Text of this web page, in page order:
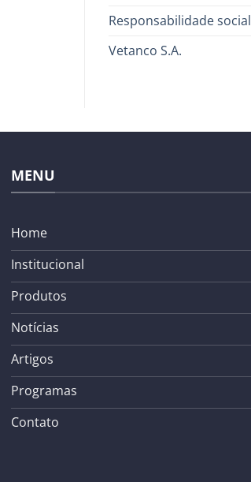
Responsabilidade social
Vetanco S.A.
MENU
Home
Institucional
Produtos
Notícias
Artigos
Programas
Contato